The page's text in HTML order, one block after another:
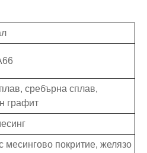
сребърна сплав,
графит
месингово покритие, желязо